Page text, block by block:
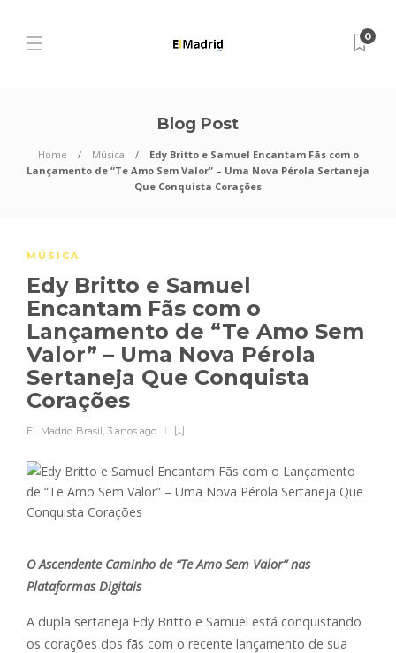
0
Blog Post
Home Música
Edy Britto e Samuel Encantam Fãs com o
Lançamento de “Te Amo Sem Valor” – Uma Nova Pérola Sertaneja
Que Conquista Corações
MÚSICA
Edy Britto e Samuel
Encantam Fãs com o
Lançamento de “Te Amo Sem
Valor” – Uma Nova Pérola
Sertaneja Que Conquista
Corações
EL Madrid Brasil, 3 anos ago
O Ascendente Caminho de “Te Amo Sem Valor” nas
Plataformas Digitais
A dupla sertaneja Edy Britto e Samuel está conquistando
os corações dos fãs com o recente lançamento de sua